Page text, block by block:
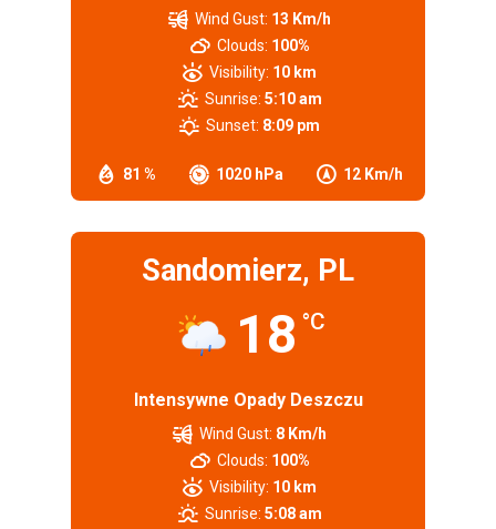
81 % 1020 hPa 12 Km/h
Wind Gust: 13 Km/h
Clouds: 100%
Visibility: 10 km
Sunrise: 5:10 am
Sunset: 8:09 pm
Sandomierz, PL
18 °C
Intensywne Opady Deszczu
Wind Gust: 8 Km/h
Clouds: 100%
Visibility: 10 km
Sunrise: 5:08 am